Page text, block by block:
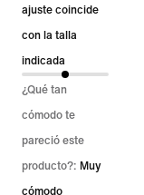
de
5
ajuste coincide
con la talla
indicada
¿Qué tan
cómodo te
pareció este
producto?: Muy
cómodo